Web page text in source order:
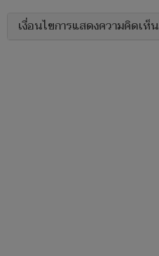
เงื่อนไขการแสดงความคิดเห็น